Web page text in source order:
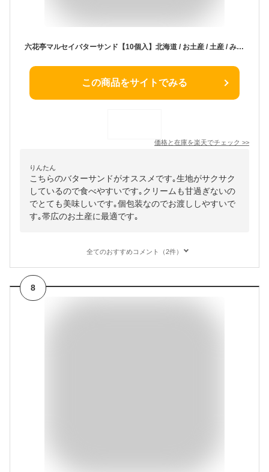
六花亭マルセイバターサンド【10個入】北海道 / お土産 / 土産 / みやげ / お菓子帯広 / ご当地 / 人気 / 定番 / スイーツレーズン / クリーム / ギフト / プレゼントお返し / 景品 / 内祝 / 母の日 / 父の日敬老の日 / 御中元 / 御歳暮
この商品をサイトでみる
価格と在庫を楽天でチェック >>
りんたん
こちらのバターサンドがオススメです｡生地がサクサク
しているので食べやすいです｡クリームも甘過ぎないの
でとても美味しいです｡個包装なのでお渡ししやすいで
す｡帯広のお土産に最適です｡
全てのおすすめコメント（2件）
8